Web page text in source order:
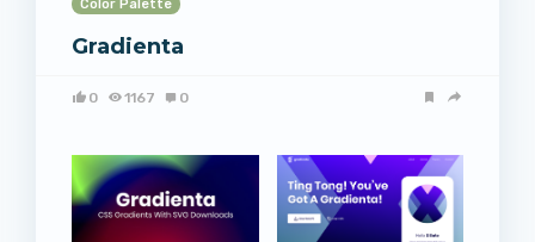
Color Palette
Gradienta
0 1167 0